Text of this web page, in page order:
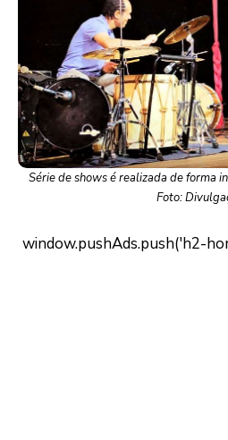
Série de shows é realizada de forma
Foto: